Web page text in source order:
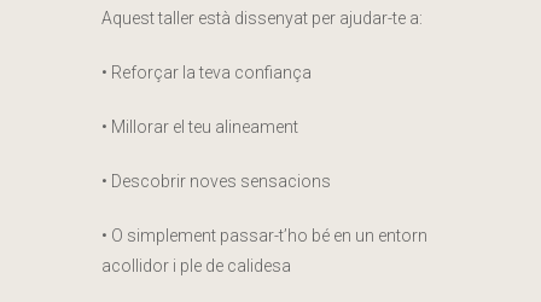
Aquest taller està dissenyat per ajudar-te a:
• Reforçar la teva confiança
• Millorar el teu alineament
• Descobrir noves sensacions
• O simplement passar-t’ho bé en un entorn
acollidor i ple de calidesa